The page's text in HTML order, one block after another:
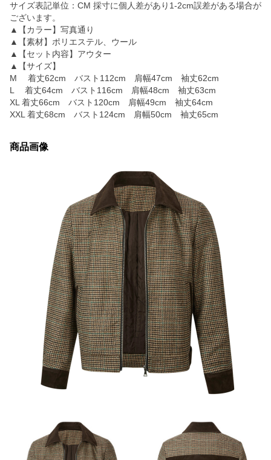
サイズ表記単位：CM 採寸に個人差があり1-2cm誤差がある場合が
ございます。
▲【カラー】写真通り
▲【素材】ポリエステル、ウール
▲【セット内容】アウター
▲【サイズ】
M 着丈62cm バスト112cm 肩幅47cm 袖丈62cm
L 着丈64cm バスト116cm 肩幅48cm 袖丈63cm
XL 着丈66cm バスト120cm 肩幅49cm 袖丈64cm
XXL 着丈68cm バスト124cm 肩幅50cm 袖丈65cm
商品画像